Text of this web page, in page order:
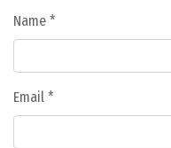
Name *
Email *